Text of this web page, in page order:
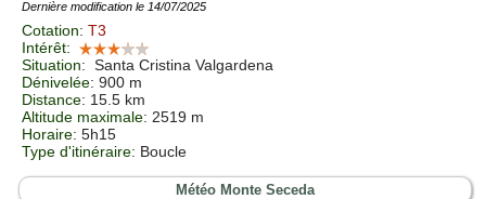
Dernière modification le 14/07/2025
Cotation: T3
Intérêt:
Situation: Santa Cristina Valgardena
Dénivelée: 900 m
Distance: 15.5 km
Altitude maximale: 2519 m
Horaire: 5h15
Type d'itinéraire: Boucle
Météo Monte Seceda